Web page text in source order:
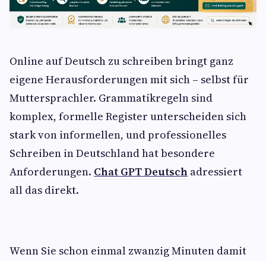
Online auf Deutsch zu schreiben bringt ganz
eigene Herausforderungen mit sich – selbst für
Muttersprachler. Grammatikregeln sind
komplex, formelle Register unterscheiden sich
stark von informellen, und professionelles
Schreiben in Deutschland hat besondere
Anforderungen. Chat GPT Deutsch adressiert
all das direkt.
Wenn Sie schon einmal zwanzig Minuten damit